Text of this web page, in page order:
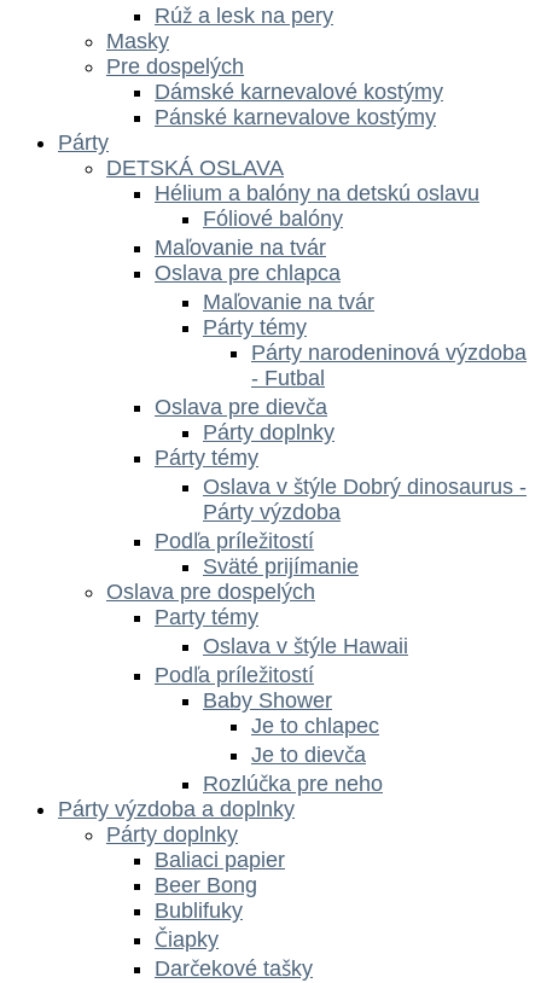
Rúž a lesk na pery
Masky
Pre dospelých
Dámské karnevalové kostýmy
Pánské karnevalove kostýmy
Párty
DETSKÁ OSLAVA
Hélium a balóny na detskú oslavu
Fóliové balóny
Maľovanie na tvár
Oslava pre chlapca
Maľovanie na tvár
Párty témy
Párty narodeninová výzdoba
- Futbal
Oslava pre dievča
Párty doplnky
Párty témy
Oslava v štýle Dobrý dinosaurus -
Párty výzdoba
Podľa príležitostí
Sväté prijímanie
Oslava pre dospelých
Party témy
Oslava v štýle Hawaii
Podľa príležitostí
Baby Shower
Je to chlapec
Je to dievča
Rozlúčka pre neho
Párty výzdoba a doplnky
Párty doplnky
Baliaci papier
Beer Bong
Bublifuky
Čiapky
Darčekové tašky